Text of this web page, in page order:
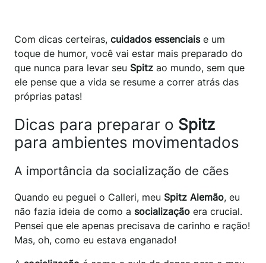
Com dicas certeiras, cuidados essenciaise um
toque de humor, você vai estar mais preparado do
que nunca para levar seu Spitz ao mundo, sem que
ele pense que a vida se resume a correr atrás das
próprias patas!
Dicas para preparar o Spitz
para ambientes movimentados
A importância da socialização de cães
Quando eu peguei o Calleri, meu Spitz Alemão, eu
não fazia ideia de como a socialização era crucial.
Pensei que ele apenas precisava de carinho e ração!
Mas, oh, como eu estava enganado!